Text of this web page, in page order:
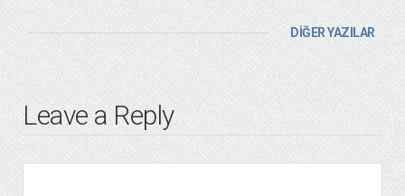
DİĞER YAZILAR
Leave a Reply